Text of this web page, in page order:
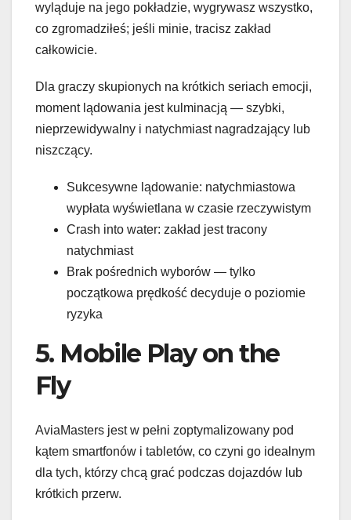
wyląduje na jego pokładzie, wygrywasz wszystko,
co zgromadziłeś; jeśli minie, tracisz zakład
całkowicie.
Dla graczy skupionych na krótkich seriach emocji,
moment lądowania jest kulminacją — szybki,
nieprzewidywalny i natychmiast nagradzający lub
niszczący.
Sukcesywne lądowanie: natychmiastowa
wypłata wyświetlana w czasie rzeczywistym
Crash into water: zakład jest tracony
natychmiast
Brak pośrednich wyborów — tylko
początkowa prędkość decyduje o poziomie
ryzyka
5. Mobile Play on the
Fly
AviaMasters jest w pełni zoptymalizowany pod
kątem smartfonów i tabletów, co czyni go idealnym
dla tych, którzy chcą grać podczas dojazdów lub
krótkich przerw.